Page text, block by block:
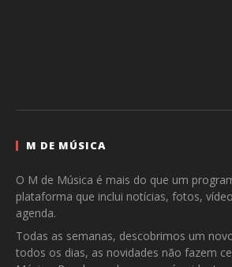
M DE MÚSICA
O M de Música é mais do que um
plataforma que inclui notícias, fotos,
agenda.
Todas as semanas, descobrimos um
todos os dias, as novidades não fazem